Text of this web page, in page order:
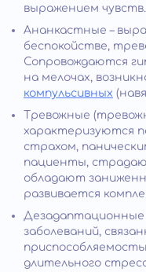
выражением чувств.
Ананкастные –
беспокойстве,
Сопровождаются
на мелочах,
компульсивных
Тревожные
характеризуются
страхом,
пациенты,
обладают
развивается
Дезадаптационные
заболеваний,
длительного